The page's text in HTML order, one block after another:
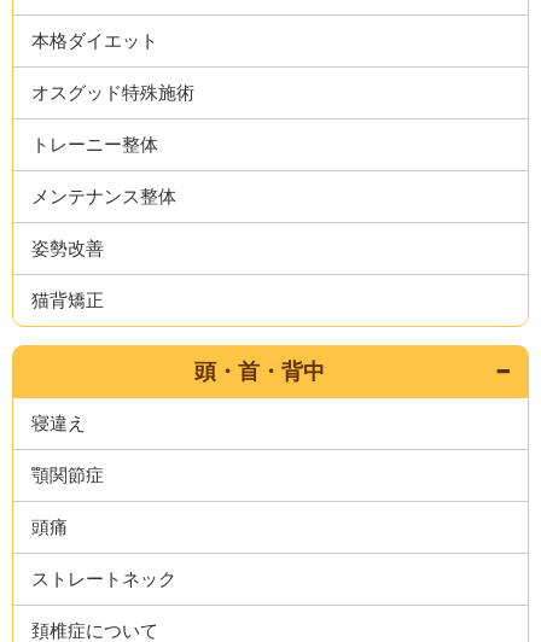
本格ダイエット
オスグッド特殊施術
トレーニー整体
メンテナンス整体
姿勢改善
猫背矯正
頭・首・背中
寝違え
顎関節症
頭痛
ストレートネック
頚椎症について